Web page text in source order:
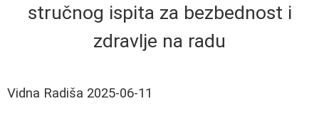
stručnog ispita za bezbednost i
zdravlje na radu
Vidna Radiša 2025-06-11